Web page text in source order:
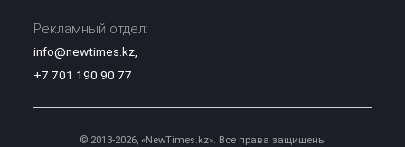
Рекламный отдел:
info@newtimes.kz,
+7 701 190 90 77
© 2013-2026, «NewTimes.kz». Все права защищены